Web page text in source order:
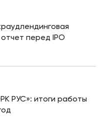
перед IPO
РУС»: итоги работы